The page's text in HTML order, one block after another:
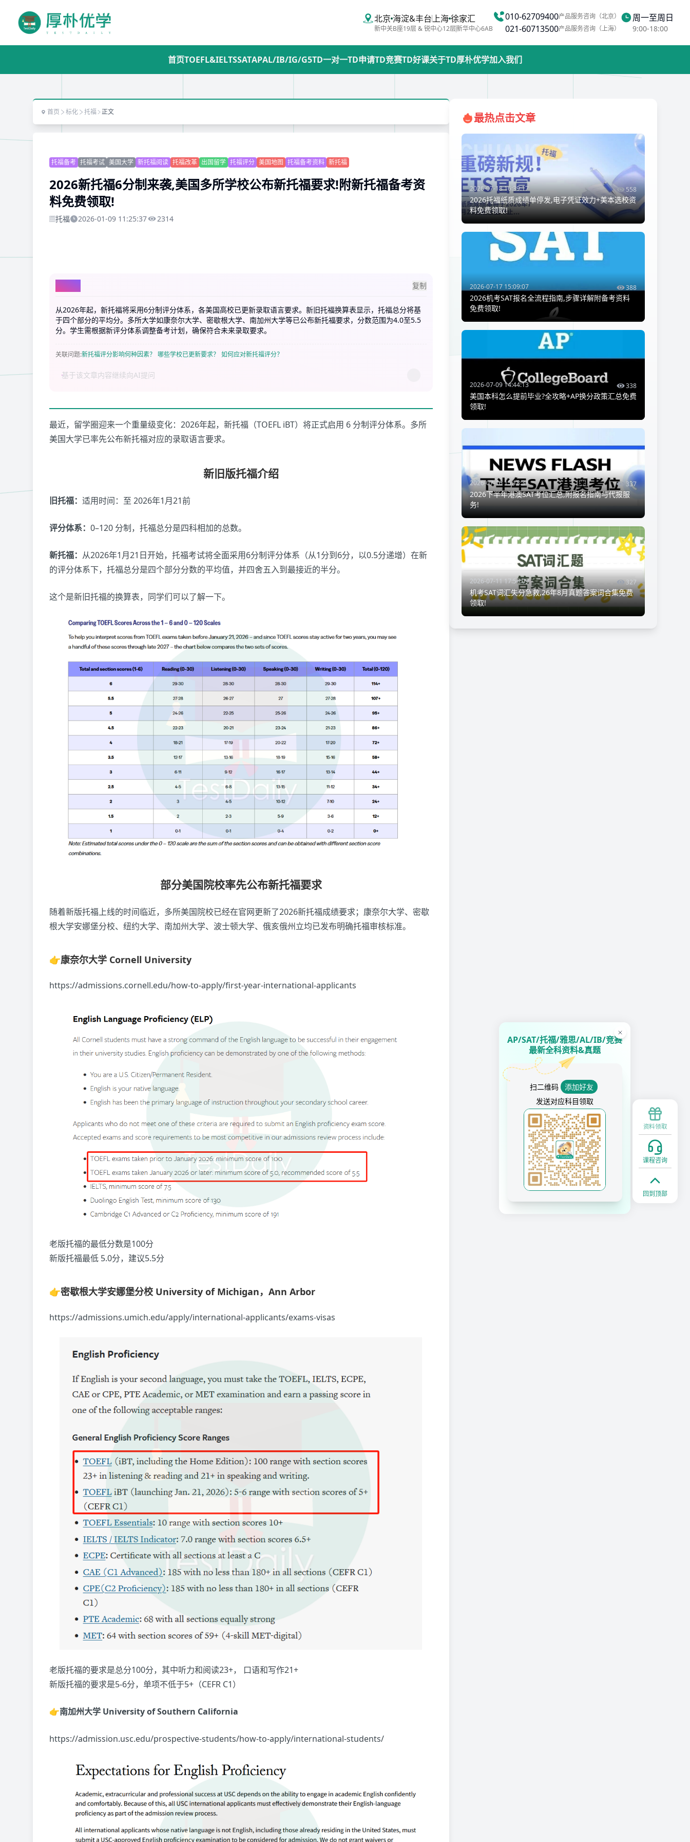
北京 海淀&丰台上海徐家汇
新中关B座19层 & 锐中心12层新华中心6AB
010-62709400产品服务咨询（北京）
021-60713500产品服务咨询（上海）
周一至周日
9:00-18:00
首页TOEFL&IELTSSATAPAL/IB/IG/G5TD一对一TD申请TD竞赛TD好课关于TD厚朴优学加入我们
首页 标化 托福 正文
托福备考 托福考试 美国大学 新托福阅读 托福改革 出国留学 托福评分 美国地图 托福备考资料 新托福
2026新托福6分制来袭,美国多所学校公布新托福要求!附新托福备考资
料免费领取!
托福 2026-01-09 11:25:37 2314
AI总结 复制
从2026年起，新托福将采用6分制评分体系，各美国高校已更新录取语言要求。新旧托福换算表显示，托福总分将基
于四个部分的平均分。多所大学如康奈尔大学、密歇根大学、南加州大学等已公布新托福要求，分数范围为4.0至5.5
分。学生需根据新评分体系调整备考计划，确保符合未来录取要求。
关联问题:新托福评分影响何种因素？ 哪些学校已更新要求？ 如何应对新托福评分？
最近，留学圈迎来一个重量级变化：2026年起，新托福（TOEFL iBT）将正式启用 6 分制评分体系。多所
美国大学已率先公布新托福对应的录取语言要求。
新旧版托福介绍
旧托福： 适用时间：至 2026年1月21前
评分体系： 0–120 分制，托福总分是四科相加的总数。
新托福： 从2026年1月21日开始，托福考试将全面采用6分制评分体系（从1分到6分，以0.5分递增）在新
的评分体系下，托福总分是四个部分分数的平均值，并四舍五入到最接近的半分。
这个是新旧托福的换算表，同学们可以了解一下。
部分美国院校率先公布新托福要求
随着新版托福上线的时间临近，多所美国院校已经在官网更新了2026新托福成绩要求；康奈尔大学、密歇
根大学安娜堡分校、纽约大学、南加州大学、波士顿大学、俄亥俄州立均已发布明确托福审核标准。
👉康奈尔大学 Cornell University
https://admissions.cornell.edu/how-to-apply/first-year-international-applicants
老版托福的最低分数是100分
新版托福最低 5.0分，建议5.5分
👉密歇根大学安娜堡分校 University of Michigan，Ann Arbor
https://admissions.umich.edu/apply/international-applicants/exams-visas
老版托福的要求是总分100分，其中听力和阅读23+， 口语和写作21+
新版托福的要求是5-6分，单项不低于5+（CEFR C1）
👉南加州大学 University of Southern California
https://admission.usc.edu/prospective-students/how-to-apply/international-students/
最热点击文章
2026-07-18 16:39:17 558
2026托福纸质成绩单停发,电子凭证效力+美本选校资
料免费领取!
2026-07-17 15:09:07 388
2026机考SAT报名全流程指南,步骤详解附备考资料
免费领取!
2026-07-09 14:44:13 338
美国本科怎么提前毕业?全攻略+AP换分政策汇总免费
领取!
2026-07-16 15:18:31 337
2026下半年港澳SAT考位汇总,附报名指南与代报服
务!
2026-07-11 17:56:09 327
机考SAT词汇失分急救,26年8月真题答案词合集免费
领取!
资料领取
课程咨询
回到顶部
AP/SAT/托福/雅思/AL/IB/竞赛
最新全科资料&真题
扫二维码
添加好友
发送对应科目领取